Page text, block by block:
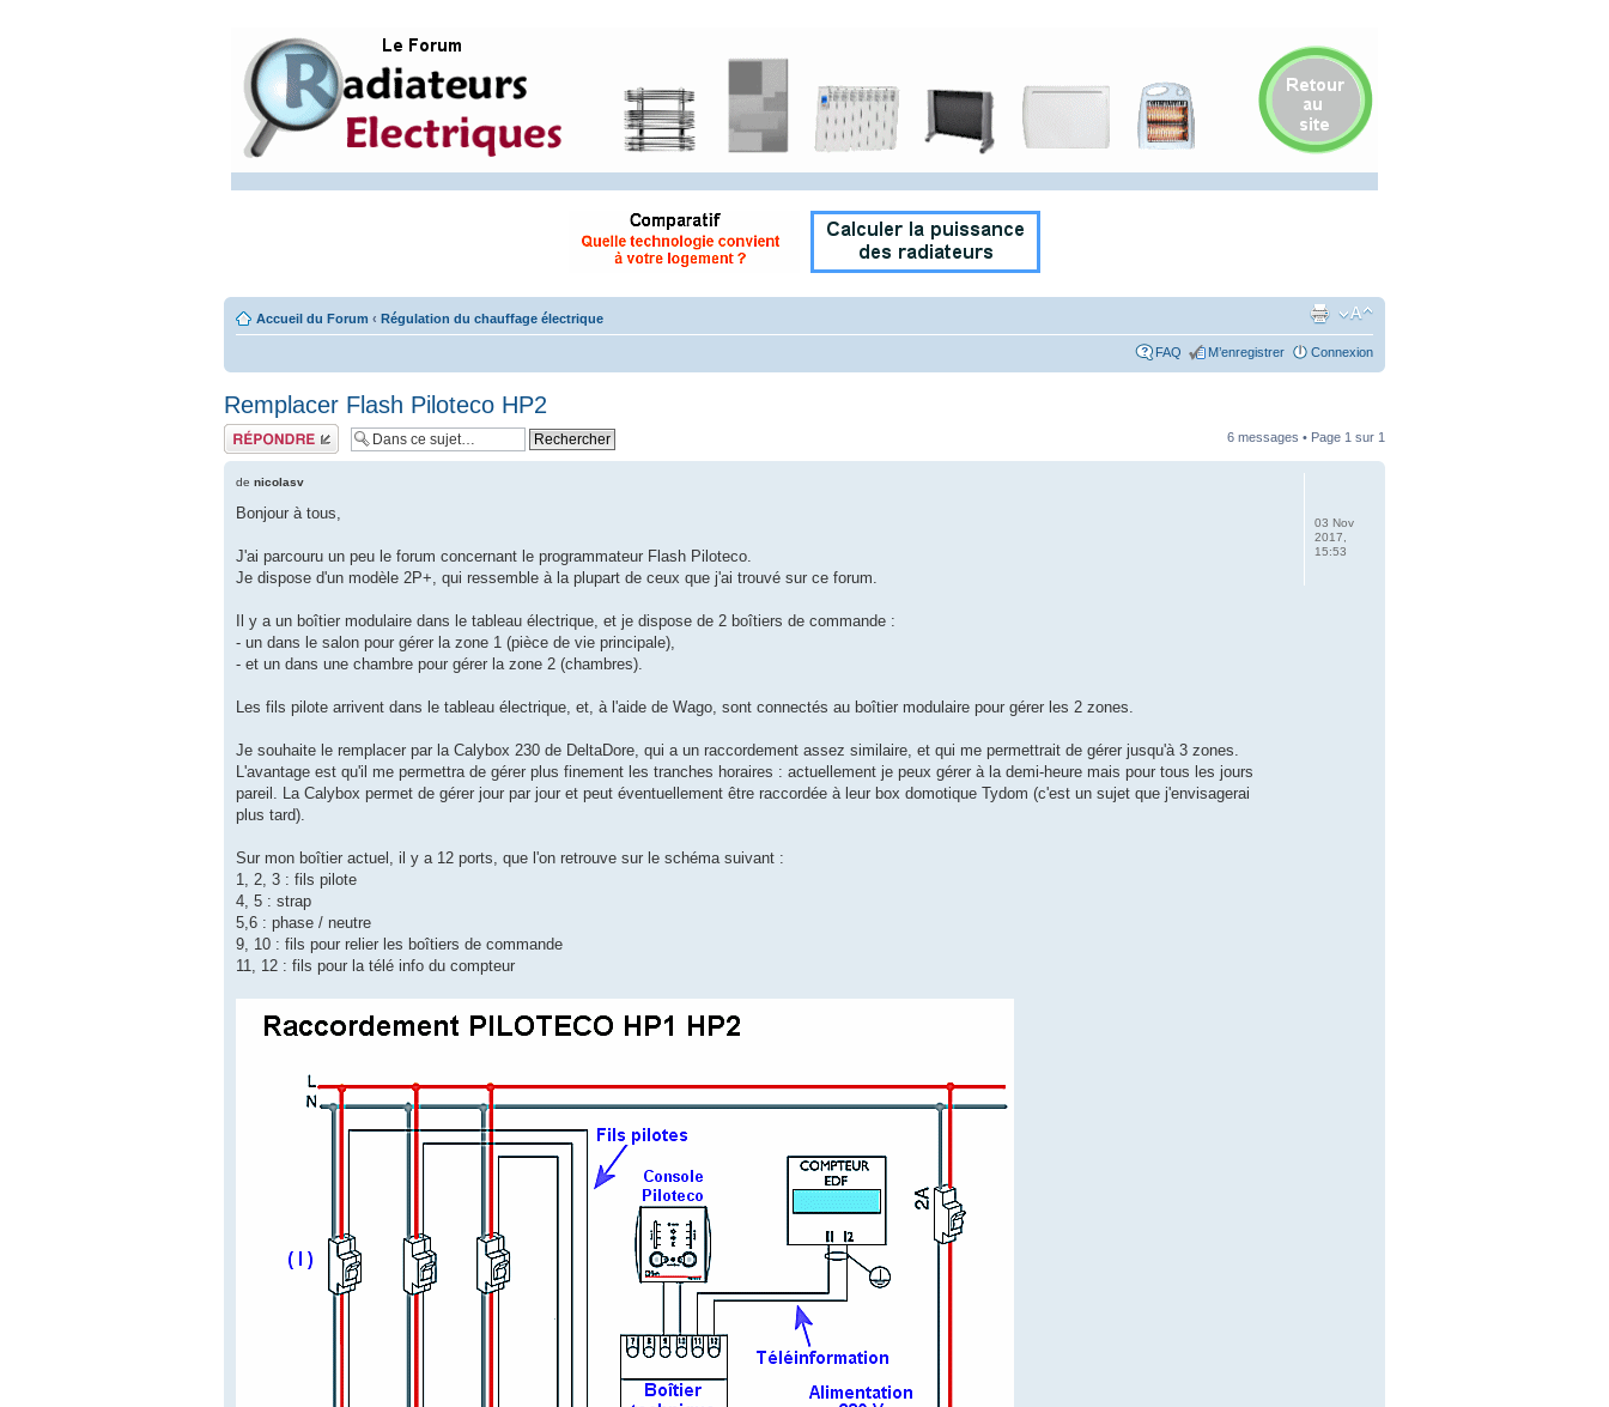
Accueil du Forum ‹ Régulation du chauffage électrique
FAQ M’enregistrer Connexion
Remplacer Flash Piloteco HP2
Répondre 6 messages • Page 1 sur 1
de nicolasv
Bonjour à tous,
J'ai parcouru un peu le forum concernant le programmateur Flash Piloteco.
Je dispose d'un modèle 2P+, qui ressemble à la plupart de ceux que j'ai trouvé sur ce forum.
Il y a un boîtier modulaire dans le tableau électrique, et je dispose de 2 boîtiers de commande :
- un dans le salon pour gérer la zone 1 (pièce de vie principale),
- et un dans une chambre pour gérer la zone 2 (chambres).
Les fils pilote arrivent dans le tableau électrique, et, à l'aide de Wago, sont connectés au boîtier modulaire pour gérer les 2 zones.
Je souhaite le remplacer par la Calybox 230 de DeltaDore, qui a un raccordement assez similaire, et qui me permettrait de gérer jusqu'à 3 zones.
L'avantage est qu'il me permettra de gérer plus finement les tranches horaires : actuellement je peux gérer à la demi-heure mais pour tous les jours
pareil. La Calybox permet de gérer jour par jour et peut éventuellement être raccordée à leur box domotique Tydom (c'est un sujet que j'envisagerai
plus tard).
Sur mon boîtier actuel, il y a 12 ports, que l'on retrouve sur le schéma suivant :
1, 2, 3 : fils pilote
4, 5 : strap
5,6 : phase / neutre
9, 10 : fils pour relier les boîtiers de commande
11, 12 : fils pour la télé info du compteur
03 Nov
2017,
15:53